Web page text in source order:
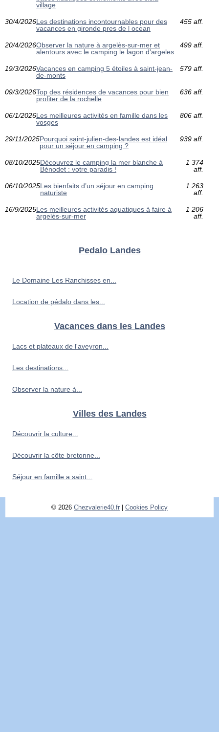
village
30/4/2026Les destinations incontournables pour des
vacances en gironde pres de l ocean
455 aff.
20/4/2026Observer la nature à argelès-sur-mer et
alentours avec le camping le lagon d'argeles
499 aff.
19/3/2026Vacances en camping 5 étoiles à saint-jean-
de-monts
579 aff.
09/3/2026Top des résidences de vacances pour bien
profiter de la rochelle
636 aff.
06/1/2026Les meilleures activités en famille dans les
vosges
806 aff.
29/11/2025Pourquoi saint-julien-des-landes est idéal
pour un séjour en camping ?
939 aff.
08/10/2025Découvrez le camping la mer blanche à
Bénodet : votre paradis !
1 374
aff.
06/10/2025Les bienfaits d’un séjour en camping
naturiste
1 263
aff.
16/9/2025Les meilleures activités aquatiques à faire à
argelès-sur-mer
1 206
aff.
Pedalo Landes
Le Domaine Les Ranchisses en...
Location de pédalo dans les...
Vacances dans les Landes
Lacs et plateaux de l'aveyron...
Les destinations...
Observer la nature à...
Villes des Landes
Découvrir la culture...
Découvrir la côte bretonne...
Séjour en famille a saint...
© 2026 Chezvalerie40.fr Cookies Policy